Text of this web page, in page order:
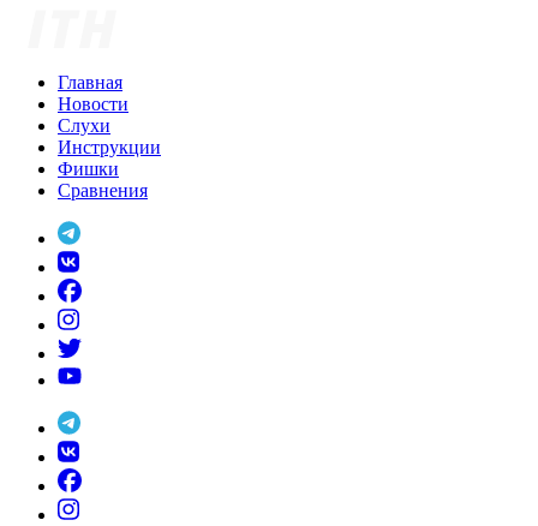
Главная
Новости
Слухи
Инструкции
Фишки
Сравнения